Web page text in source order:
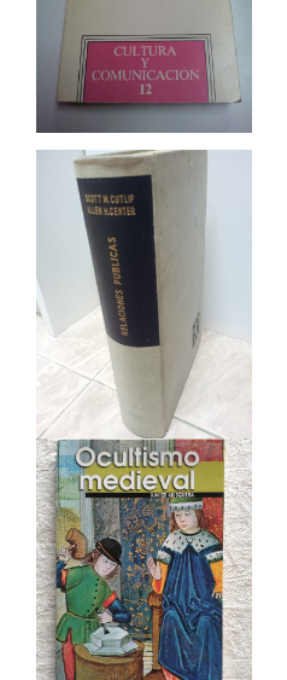
Física y Química
Física y química
Guerra Civil Española
Historia
Infantil y juvenil
Infantil y juvenil. Nuevo!!
Infantil y juvenil. Nuevo!!!
Informática
Literatura fantástica
Literatura hispanoamericana
Local
Mafia y espionaje